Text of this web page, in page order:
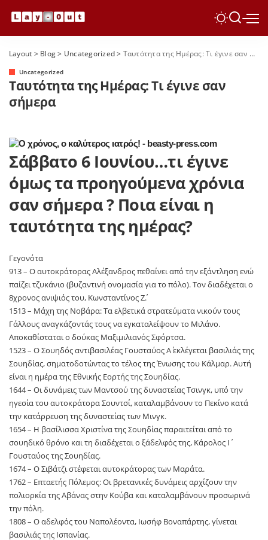
Layout > Blog> Uncategorized> Ταυτότητα της Ημέρας: Τι έγινε σαν σήμερα
Uncategorized
Ταυτότητα της Ημέρας: Τι έγινε σαν
σήμερα
Σάββατο 6 Ιουνίου…τι έγινε
όμως τα προηγούμενα χρόνια
σαν σήμερα ? Ποια είναι η
ταυτότητα της ημέρας?
Γεγονότα
913 – Ο αυτοκράτορας Αλέξανδρος πεθαίνει από την εξάντληση ενώ
παίζει τζυκάνιο (βυζαντινή ονομασία για το πόλο). Τον διαδέχεται ο
8χρονος ανιψιός του, Κωνσταντίνος Ζ΄.
1513 – Μάχη της Νοβάρα: Τα ελβετικά στρατεύματα νικούν τους
Γάλλους αναγκάζοντάς τους να εγκαταλείψουν το Μιλάνο.
Αποκαθίσταται ο δούκας Μαξιμιλιανός Σφόρτσα.
1523 – Ο Σουηδός αντιβασιλέας Γουσταύος Α΄ εκλέγεται βασιλιάς της
Σουηδίας, σηματοδοτώντας το τέλος της Ένωσης του Κάλμαρ. Αυτή
είναι η ημέρα της Εθνικής Εορτής της Σουηδίας.
1644 – Οι δυνάμεις των Μαντσού της δυναστείας Τσινγκ, υπό την
ηγεσία του αυτοκράτορα Σουντσί, καταλαμβάνουν το Πεκίνο κατά
την κατάρρευση της δυναστείας των Μινγκ.
1654 – Η βασίλισσα Χριστίνα της Σουηδίας παραιτείται από το
σουηδικό θρόνο και τη διαδέχεται ο ξάδελφός της, Κάρολος Ι΄
Γουσταύος της Σουηδίας.
1674 – Ο Σιβάτζι στέφεται αυτοκράτορας των Μαράτα.
1762 – Επταετής Πόλεμος: Οι βρετανικές δυνάμεις αρχίζουν την
πολιορκία της Αβάνας στην Κούβα και καταλαμβάνουν προσωρινά
την πόλη.
1808 – Ο αδελφός του Ναπολέοντα, Ιωσήφ Βοναπάρτης, γίνεται
βασιλιάς της Ισπανίας.